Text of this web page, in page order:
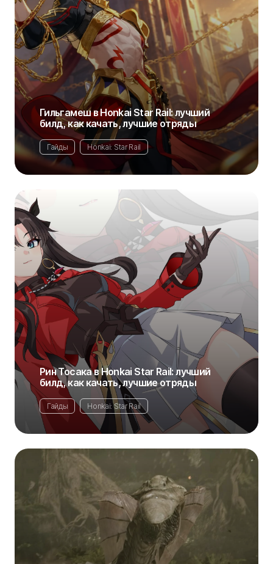
Гильгамеш в Honkai Star Rail: лучший
билд, как качать, лучшие отряды
Гайды Honkai: Star Rail
Рин Тосака в Honkai Star Rail: лучший
билд, как качать, лучшие отряды
Гайды Honkai: Star Rail